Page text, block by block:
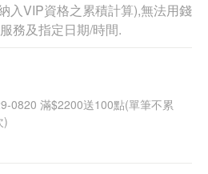
入VIP資格之累積計算),無法用錢
務及指定日期/時間.
0820 滿$2200送100點(單筆不累
)